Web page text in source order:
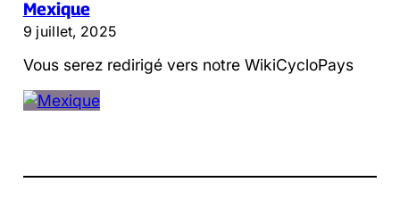
Mexique
9 juillet, 2025
Vous serez redirigé vers notre WikiCycloPays